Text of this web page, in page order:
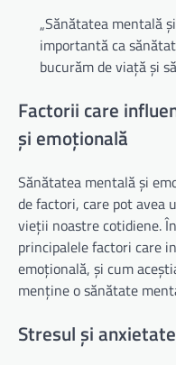
„Sănătatea mentală
importantă ca
bucurăm de viață și
Factorii care
și emoțională
Sănătatea mentală și
de factori, care pot avea
vieții noastre cotidiene.
principalele factori care
emoțională, și cum
menține o sănătate
Stresul și